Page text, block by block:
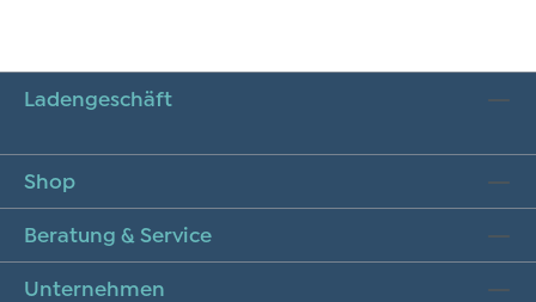
Ladengeschäft
Shop
Beratung & Service
Unternehmen